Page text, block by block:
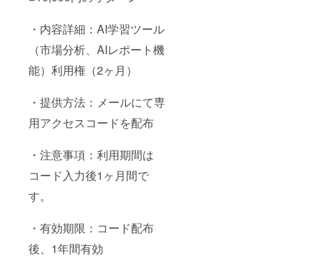
・内容詳細：AI学習ツール
（市場分析、AIレポート機
能）利用権（2ヶ月）
・提供方法：メールにて専
用アクセスコードを配布
・注意事項：利用期間は
コード入力後1ヶ月間で
す。
・有効期限：コード配布
後、1年間有効